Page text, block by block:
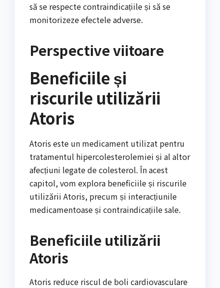
să se respecte contraindicațiile și să se
monitorizeze efectele adverse.
Perspective viitoare
Beneficiile și
riscurile utilizării
Atoris
Atoris este un medicament utilizat pentru
tratamentul hipercolesterolemiei și al altor
afecțiuni legate de colesterol. În acest
capitol, vom explora beneficiile și riscurile
utilizării Atoris, precum și interacțiunile
medicamentoase și contraindicațiile sale.
Beneficiile utilizării
Atoris
Atoris reduce riscul de boli cardiovasculare